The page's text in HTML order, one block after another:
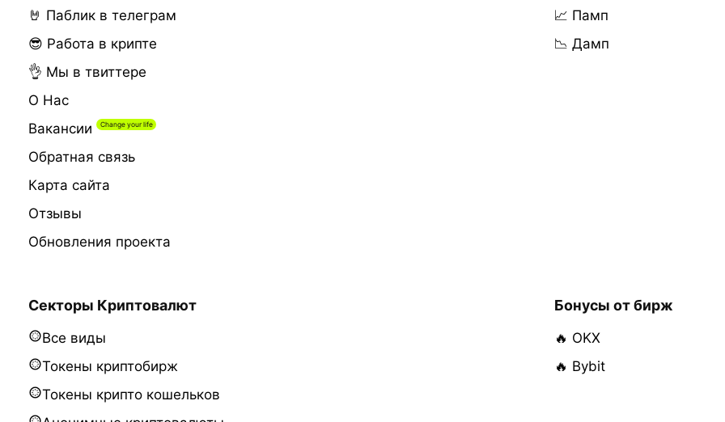
🤘 Паблик в телеграм
😎 Работа в крипте
👌 Мы в твиттере
О Нас
Вакансии
Обратная связь
Карта сайта
Отзывы
Обновления проекта
📈 Памп
📉 Дамп
Секторы Криптовалют
Все виды
Токены криптобирж
Токены крипто кошельков
Бонусы от бирж
🔥 OKX
🔥 Bybit